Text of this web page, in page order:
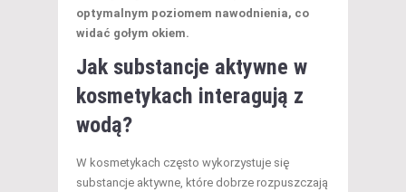
optymalnym poziomem nawodnienia, co
widać gołym okiem.
Jak substancje aktywne w
kosmetykach interagują z
wodą?
W kosmetykach często wykorzystuje się
substancje aktywne, które dobrze rozpuszczają